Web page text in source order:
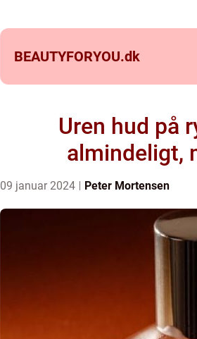
BEAUTYFORYOU.dk
Uren hud på
almindeligt,
09 januar 2024 Peter Mortensen